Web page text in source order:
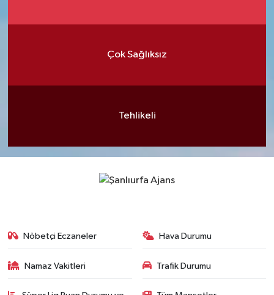
Çok Sağlıksız
Tehlikeli
Nöbetçi Eczaneler Hava Durumu
Namaz Vakitleri Trafik Durumu